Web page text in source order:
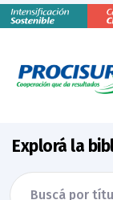
Explorá la